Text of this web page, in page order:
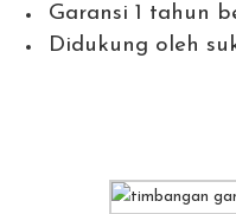
Garansi 1 tahun
Didukung oleh